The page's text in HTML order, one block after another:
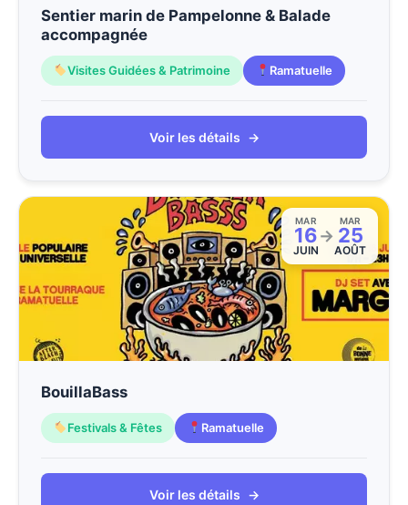
Sentier marin de Pampelonne & Balade
accompagnée
Visites Guidées & Patrimoine Ramatuelle
Voir les détails →
MAR
16
JUIN
→
MAR
25
AOÛT
BouillaBass
Festivals & Fêtes Ramatuelle
Voir les détails →